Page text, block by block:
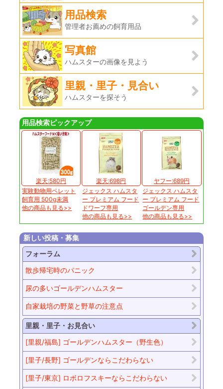
用品検索
管理者お薦めの飼育用品
写真館
ハムスターの画像を見よう
里親・里子・見合い
ハムスターを探そう
用品検索ピックアップ
楽天:580円
実験動物用ペレット
飼育用 500g未満
他の商品も見る>>
楽天:698円
ジェックス ハムスタ
ー プレミアム フード
ドワーフ専用
他の商品も見る>>
ヤフー:689円
ジェックス ハムスタ
ー プレミアム フード
ゴールデン専用
他の商品も見る>>
新しい投稿・募集
フォーラム
散歩帰宅時のパニック
尿の多いゴールデンハムスター
自家栽培の野菜と野草の注意点
里親・里子・お見合い
[里親/福島] ゴールデンハムスター（野生色）
[里子/長野] ゴールデンならこだわらない
[里子/東京] ロボロフスキーならこだわらない